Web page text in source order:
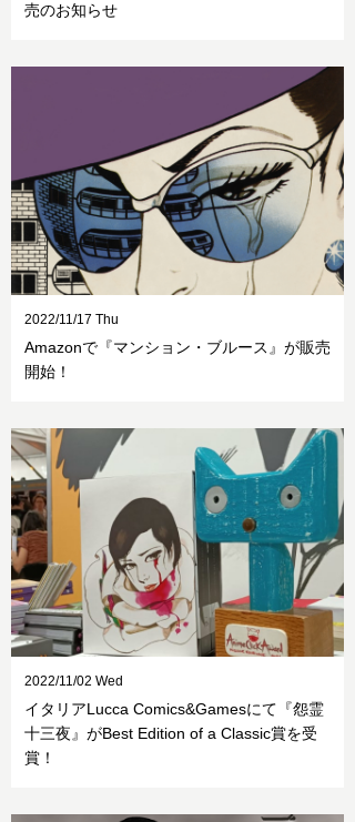
売のお知らせ
2022/11/17 Thu
Amazonで『マンション・ブルース』が販売
開始！
2022/11/02 Wed
イタリアLucca Comics&Gamesにて『怨霊
十三夜』がBest Edition of a Classic賞を受
賞！